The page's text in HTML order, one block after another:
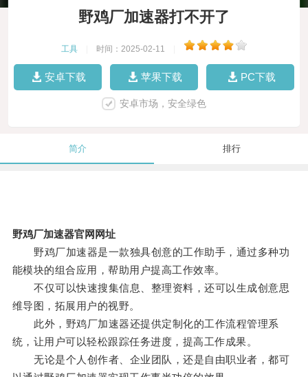
野鸡厂加速器打不开了
工具 时间：2025-02-11
安卓下载 苹果下载 PC下载
安卓市场，安全绿色
简介 排行
野鸡厂加速器官网网址
野鸡厂加速器是一款独具创意的工作助手，通过多种功
能模块的组合应用，帮助用户提高工作效率。
不仅可以快速搜集信息、整理资料，还可以生成创意思
维导图，拓展用户的视野。
此外，野鸡厂加速器还提供定制化的工作流程管理系
统，让用户可以轻松跟踪任务进度，提高工作成果。
无论是个人创作者、企业团队，还是自由职业者，都可